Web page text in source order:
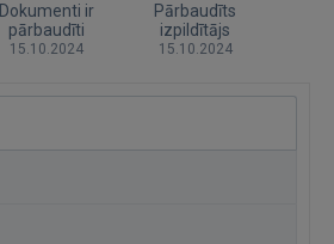
Dokumenti ir
pārbaudīti
15.10.2024
Pārbaudīts
izpildītājs
15.10.2024